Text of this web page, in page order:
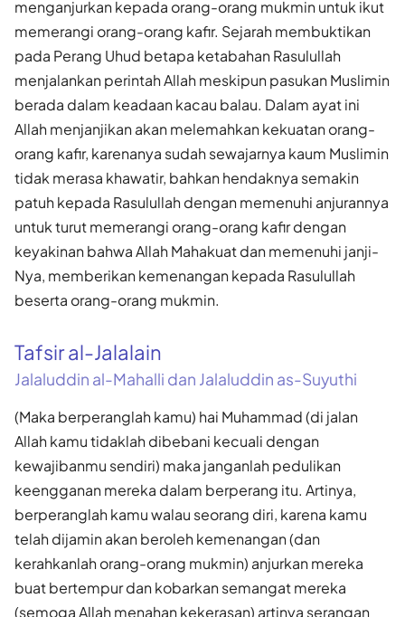
menganjurkan kepada orang-orang mukmin untuk ikut
memerangi orang-orang kafir. Sejarah membuktikan
pada Perang Uhud betapa ketabahan Rasulullah
menjalankan perintah Allah meskipun pasukan Muslimin
berada dalam keadaan kacau balau. Dalam ayat ini
Allah menjanjikan akan melemahkan kekuatan orang-
orang kafir, karenanya sudah sewajarnya kaum Muslimin
tidak merasa khawatir, bahkan hendaknya semakin
patuh kepada Rasulullah dengan memenuhi anjurannya
untuk turut memerangi orang-orang kafir dengan
keyakinan bahwa Allah Mahakuat dan memenuhi janji-
Nya, memberikan kemenangan kepada Rasulullah
beserta orang-orang mukmin.
Tafsir al-Jalalain
Jalaluddin al-Mahalli dan Jalaluddin as-Suyuthi
(Maka berperanglah kamu) hai Muhammad (di jalan
Allah kamu tidaklah dibebani kecuali dengan
kewajibanmu sendiri) maka janganlah pedulikan
keengganan mereka dalam berperang itu. Artinya,
berperanglah kamu walau seorang diri, karena kamu
telah dijamin akan beroleh kemenangan (dan
kerahkanlah orang-orang mukmin) anjurkan mereka
buat bertempur dan kobarkan semangat mereka
(semoga Allah menahan kekerasan) artinya serangan